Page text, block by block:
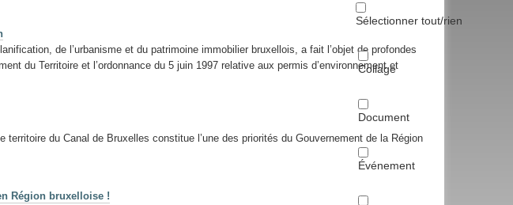
Sélectionner tout/rien
Collage
Document
Événement
de l’urbanisme et du patrimoine immobilier bruxellois, a fait l’objet de profondes
du Territoire et l’ordonnance du 5 juin 1997 relative aux permis d’environnement et
du Canal de Bruxelles constitue l’une des priorités du Gouvernement de la Région
Région bruxelloise !